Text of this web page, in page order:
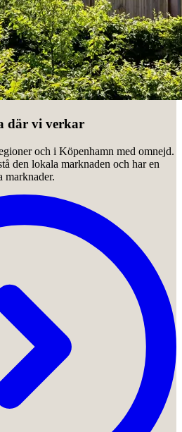
där vi verkar
och i Köpenhamn med omnejd.
den lokala marknaden och har en
marknader.